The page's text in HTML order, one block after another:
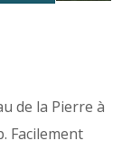
de la Pierre à
Facilement